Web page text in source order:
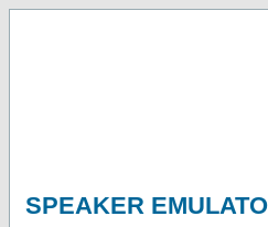
SPEAKER